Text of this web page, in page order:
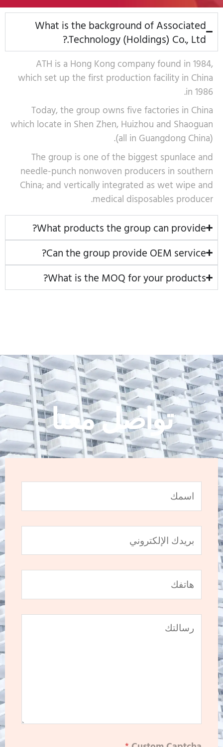
What is the background of Associated
Technology (Holdings) Co., Ltd.?
ATH is a Hong Kong company found in 1984,
which set up the first production facility in China
in 1986.
Today, the group owns five factories in China
which locate in Shen Zhen, Huizhou and Shaoguan
(all in Guangdong China).
The group is one of the biggest spunlace and
needle-punch nonwoven producers in southern
China; and vertically integrated as wet wipe and
medical disposables producer.
What products the group can provide?
Can the group provide OEM service?
What is the MOQ for your products?
تواصل معنا